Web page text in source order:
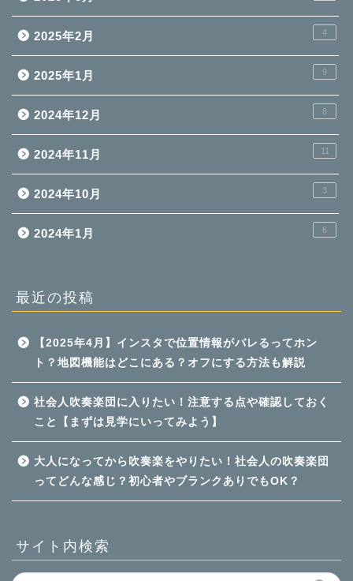
2025年2月 4
2025年1月 9
2024年12月 8
2024年11月 11
2024年10月 3
2024年1月 6
最近の投稿
【2025年4月】インスタで位置情報がバレるってホン
ト？地図機能はどこにある？オフにする方法も解説
社会人吹奏楽団に入りたい！注意する点や確認しておく
こと【まずは見学にいってみよう】
大人になってから吹奏楽をやりたい！社会人の吹奏楽団
ってどんな感じ？初心者やブランクありでもOK？
サイト内検索